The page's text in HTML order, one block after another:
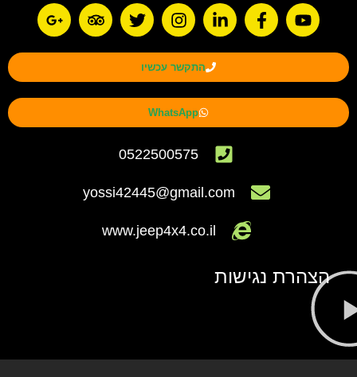
התקשר עכשיו
WhatsApp
0522500575
yossi42445@gmail.com
www.jeep4x4.co.il
הצהרת נגישות